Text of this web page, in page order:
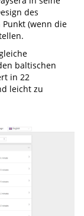
des
(wenn die
baltischen
in 22
leicht zu